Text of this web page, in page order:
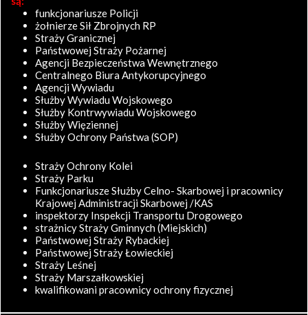
funkcjonariusze Policji
żołnierze Sił Zbrojnych RP
Straży Granicznej
Państwowej Straży Pożarnej
Agencji Bezpieczeństwa Wewnętrznego
Centralnego Biura Antykorupcyjnego
Agencji Wywiadu
Służby Wywiadu Wojskowego
Służby Kontrwywiadu Wojskowego
Służby Więziennej
Służby Ochrony Państwa (SOP)
Straży Ochrony Kolei
Straży Parku
Funkcjonariusze Służby Celno- Skarbowej i pracownicy
Krajowej Administracji Skarbowej /KAS
inspektorzy Inspekcji Transportu Drogowego
strażnicy Straży Gminnych (Miejskich)
Państwowej Straży Rybackiej
Państwowej Straży Łowieckiej
Straży Leśnej
Straży Marszałkowskiej
kwalifikowani pracownicy ochrony fizycznej